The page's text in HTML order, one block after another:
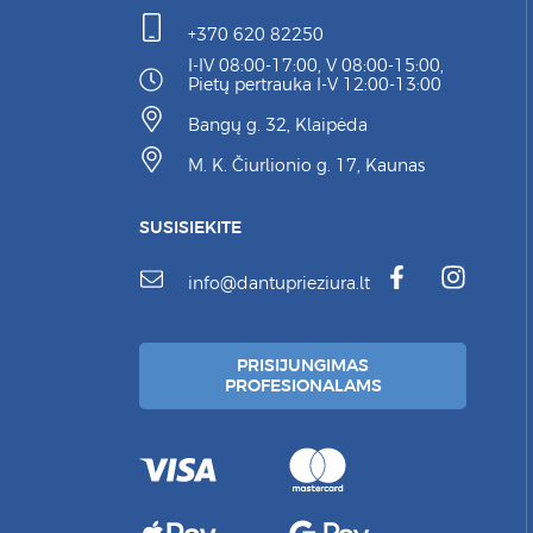
+370 620 82250
I-IV 08:00-17:00, V 08:00-15:00,
Pietų pertrauka I-V 12:00-13:00
Bangų g. 32, Klaipėda
M. K. Čiurlionio g. 17, Kaunas
SUSISIEKITE
info@dantuprieziura.lt
PRISIJUNGIMAS
PROFESIONALAMS